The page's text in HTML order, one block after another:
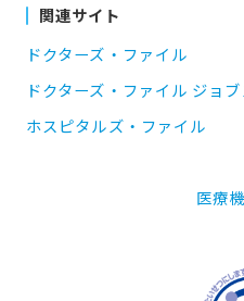
関連サイト
ドクターズ・ファイル
ドクターズ・ファイル ジョ
ホスピタルズ・ファイル
医療